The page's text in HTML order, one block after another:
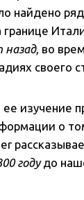
найдено
, во
своего
изучение
о
годудо